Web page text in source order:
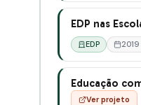
EDP nas
EDP
Educação
Ver projeto